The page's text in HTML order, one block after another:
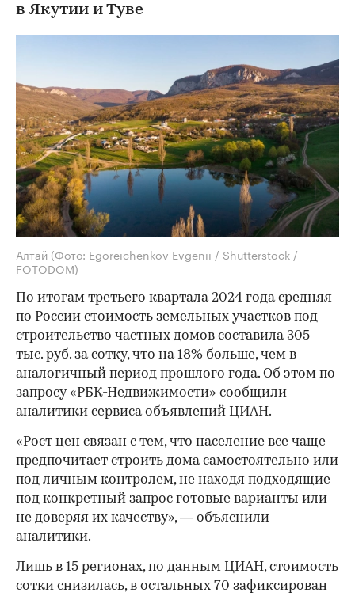
в Якутии и Туве
Алтай (Фото: Egoreichenkov Evgenii / Shutterstock /
FOTODOM)
По итогам третьего квартала 2024 года средняя
по России стоимость земельных участков под
строительство частных домов составила 305
тыс. руб. за сотку, что на 18% больше, чем в
аналогичный период прошлого года. Об этом по
запросу «РБК-Недвижимости» сообщили
аналитики сервиса объявлений ЦИАН.
«Рост цен связан с тем, что население все чаще
предпочитает строить дома самостоятельно или
под личным контролем, не находя подходящие
под конкретный запрос готовые варианты или
не доверяя их качеству», — объяснили
аналитики.
Лишь в 15 регионах, по данным ЦИАН, стоимость
сотки снизилась, в остальных 70 зафиксирован